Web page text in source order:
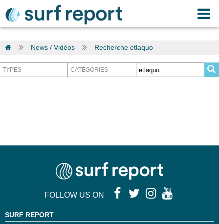
News / Vidéos Recherche etlaquo
FOLLOW US ON
SURF REPORT